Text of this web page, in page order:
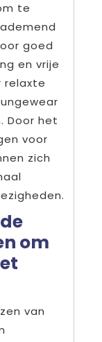
te
goed
en vrije
relaxte
Door het
voor
zich
om
van